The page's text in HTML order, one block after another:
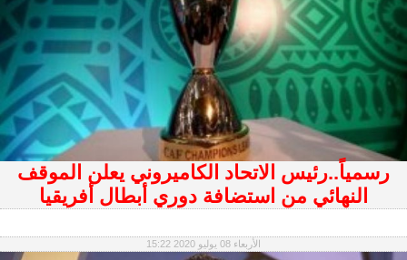
رسمياً..رئيس الاتحاد الكاميروني يعلن الموقف
النهائي من استضافة دوري أبطال أفريقيا
الأربعاء 08 يوليو 2020 15:22